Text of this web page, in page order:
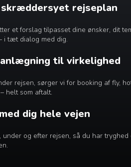
skræddersyet rejseplan
et forslag tilpasset dine ønsker, dit
i tæt dialog med dig.
til virkelighed
rejsen, sørger vi for booking af fly,
helt som aftalt.
dig hele vejen
under og efter rejsen, så du har tryghed